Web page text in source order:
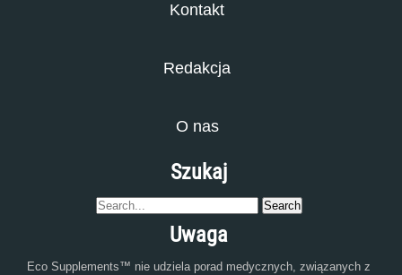
Kontakt
Redakcja
O nas
Szukaj
Uwaga
Eco Supplements™ nie udziela porad medycznych, związanych z